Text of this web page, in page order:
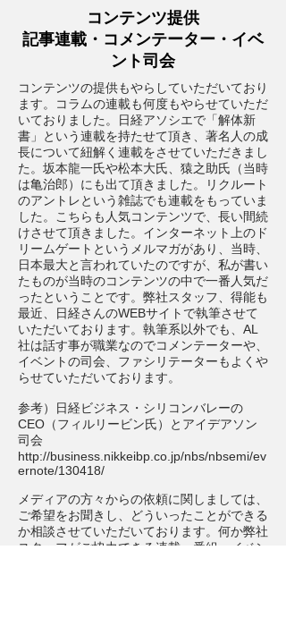
コンテンツ提供
記事連載・コメンテーター・イベ
ント司会
コンテンツの提供もやらしていただいており
ます。コラムの連載も何度もやらせていただ
いておりました。日経アソシエで「解体新
書」という連載を持たせて頂き、著名人の成
長について紐解く連載をさせていただきまし
た。坂本龍一氏や松本大氏、猿之助氏（当時
は亀治郎）にも出て頂きました。リクルート
のアントレという雑誌でも連載をもっていま
した。こちらも人気コンテンツで、長い間続
けさせて頂きました。インターネット上のド
リームゲートというメルマガがあり、当時、
日本最大と言われていたのですが、私が書い
たものが当時のコンテンツの中で一番人気だ
ったということです。弊社スタッフ、得能も
最近、日経さんのWEBサイトで執筆させて
いただいております。執筆系以外でも、AL
社は話す事が職業なのでコメンテーターや、
イベントの司会、ファシリテーターもよくや
らせていただいております。
参考）日経ビジネス・シリコンバレーの
CEO（フィルリービン氏）とアイデアソン
司会
http://business.nikkeibp.co.jp/nbs/nbsemi/ev
ernote/130418/
メディアの方々からの依頼に関しましては、
ご希望をお聞きし、どういったことができる
か相談させていただいております。何か弊社
スタッフがご協力できる連載、番組、イベン